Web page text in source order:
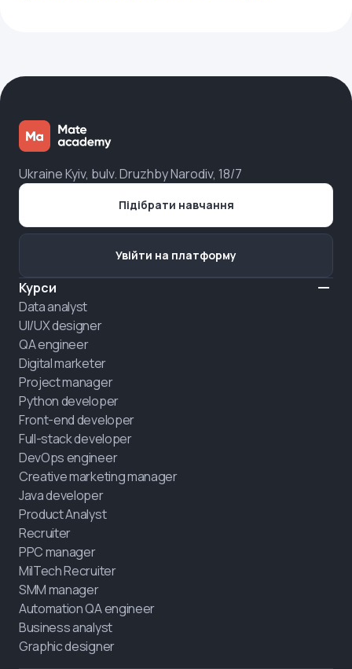
Ukraine Kyiv, bulv. Druzhby Narodiv, 18/7
Курси
Data analyst
UI/UX designer
QA engineer
Digital marketer
Project manager
Python developer
Front-end developer
Full-stack developer
DevOps engineer
Creative marketing manager
Java developer
Product Analyst
Recruiter
PPC manager
MilTech Recruiter
SMM manager
Automation QA engineer
Business analyst
Graphic designer
Підібрати навчання
Увійти на платформу